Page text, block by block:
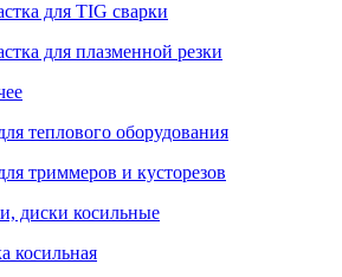
для TIG сварки
для плазменной резки
теплового оборудования
триммеров и кусторезов
диски косильные
косильная